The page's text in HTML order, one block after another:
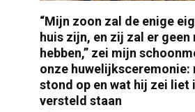
“Mijn zoon zal de enige
huis zijn, en zij zal er geen
hebben,” zei mijn
onze huwelijksceremonie:
stond op en wat hij zei liet
versteld staan